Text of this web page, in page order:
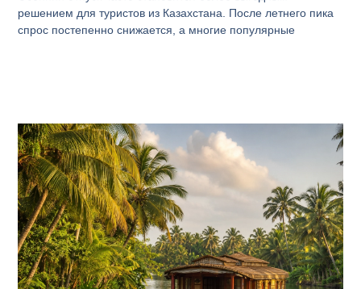
решением для туристов из Казахстана. После летнего пика
спрос постепенно снижается, а многие популярные